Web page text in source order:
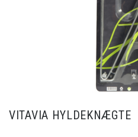
VITAVIA HYLDEKNÆGTE